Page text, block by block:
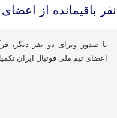
با صدور ویزای دو نفر دیگر،
اعضای تیم ملی فوتبال ایران